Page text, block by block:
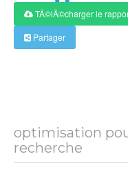
Score
TÃ©lÃ©charger le
Partager
optimisation
recherche